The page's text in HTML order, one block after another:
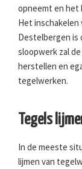
opneemt en het
Het
Destelbergen is
sloopwerk zal
herstellen en
tegelwerken.
Tegels
In de meeste
lijmen van